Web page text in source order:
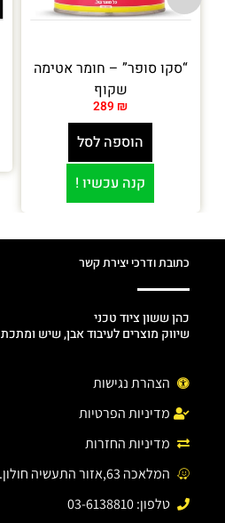
“סקו סופר” – חומר אטימה
שקוף
289 ₪
הוספה לסל
קנה עכשיו !
כתובת ודרכי יצירת קשר
כהן ששון ציוד טכני
שיווק מוצרים לעיבוד אבן, שיש ומתכת
הצהרת נגישות
מדיניות הפרטיות
מדיניות החזרות
המלאכה 63,אזור התעשיה חולון.
טלפון: 03-6138810